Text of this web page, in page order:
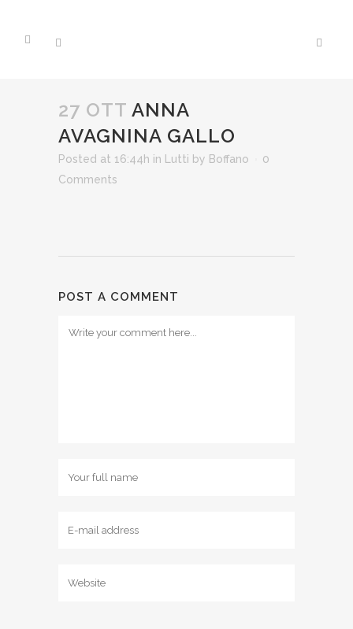
27 OTT ANNA
AVAGNINA GALLO
Posted at 16:44h in Lutti by Boffano
0
Comments
POST A COMMENT